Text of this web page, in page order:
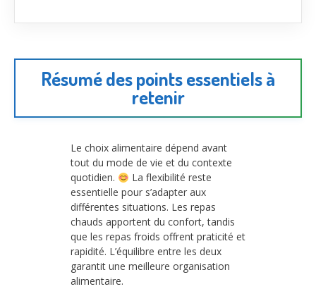
Résumé des points essentiels à
retenir
Le choix alimentaire dépend avant
tout du mode de vie et du contexte
quotidien.
La flexibilité reste
essentielle pour s’adapter aux
différentes situations. Les repas
chauds apportent du confort, tandis
que les repas froids offrent praticité et
rapidité. L’équilibre entre les deux
garantit une meilleure organisation
alimentaire.